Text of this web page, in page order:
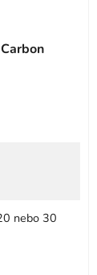
nebo 30